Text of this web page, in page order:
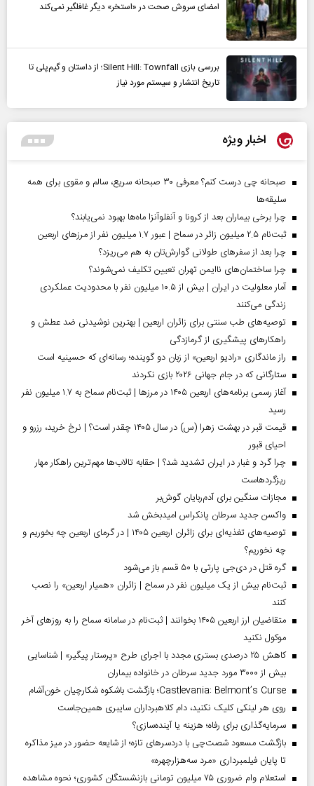
امضای سروش صحت در «استخر» دیگر غافلگیر نمی‌کند
بررسی بازی Silent Hill: Townfall؛ از داستان و گیم‌پلی تا
تاریخ انتشار و سیستم مورد نیاز
اخبار ویژه
صبحانه چی درست کنم؟ معرفی ۳۰ صبحانه سریع، سالم و مقوی برای همه
سلیقه‌ها
چرا برخی بیماران بعد از کرونا و آنفلوآنزا ماه‌ها بهبود نمی‌یابند؟
ثبت‌نام ۲.۵ میلیون زائر در سماح | عبور ۱.۷ میلیون نفر از مرز‌های اربعین
چرا بعد از سفرهای طولانی گوارش‌تان به هم می‌ریزد؟
چرا ساختمان‌های ناایمن تهران تعیین تکلیف نمی‌شوند؟
آمار معلولیت در ایران | بیش از ۱۰.۵ میلیون نفر با محدودیت عملکردی
زندگی می‌کنند
توصیه‌های طب سنتی برای زائران اربعین | بهترین نوشیدنی ضد عطش و
راهکارهای پیشگیری از گرمازدگی
راز ماندگاری «رادیو اربعین» از زبان دو گوینده؛ رسانه‌ای که حسینیه است
ستارگانی که در جام جهانی ۲۰۲۶ بازی نکردند
آغاز رسمی برنامه‌های اربعین ۱۴۰۵ در مرز‌ها | ثبت‌نام سماح به ۱.۷ میلیون نفر
رسید
قیمت قبر در بهشت زهرا (س) در سال ۱۴۰۵ چقدر است؟ | نرخ خرید، رزرو و
احیای قبور
چرا گرد و غبار در ایران تشدید شد؟ | حقابه تالاب‌ها مهم‌ترین راهکار مهار
ریزگردهاست
مجازات سنگین برای آدم‌ربایان گوش‌بر
واکسن جدید سرطان پانکراس امیدبخش شد
توصیه‌های تغذیه‌ای برای زائران اربعین ۱۴۰۵ | در گرمای اربعین چه بخوریم و
چه نخوریم؟
گره قتل در دی‌جی پارتی با ۵۰ قسم باز می‌شود
ثبت‌نام بیش از یک میلیون نفر در سماح | زائران «همیار اربعین» را نصب
کنند
متقاضیان ارز اربعین ۱۴۰۵ بخوانند | ثبت‌نام در سامانه سماح را به روز‌های آخر
موکول نکنید
کاهش ۲۵ درصدی بستری مجدد با اجرای طرح «پرستار پیگیر» | شناسایی
بیش از ۳۰۰۰ مورد جدید سرطان در خانواده بیماران
Castlevania: Belmont’s Curse؛ بازگشت باشکوه شکارچیان خون‌آشام
روی هر لینکی کلیک نکنید، دام کلاهبرداران سایبری همین‌جاست
سرمایه‌گذاری برای رفاه؛ هزینه یا آینده‌سازی؟
بازگشت مسعود شصت‌چی با دردسر‌های تازه؛ از شایعه حضور در میز مذاکره
تا پایان فیلمبرداری «مرد سه‌هزارچهره»
استعلام وام ضروری ۷۵ میلیون تومانی بازنشستگان کشوری؛ نحوه مشاهده